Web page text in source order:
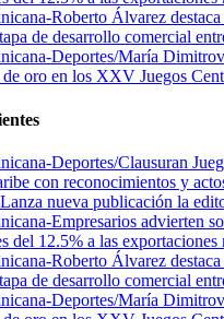
Roberto Álvarez
de desarrollo comercial
Deportes/María
de oro en los XXV Juegos
Deportes/Clausuran
con reconocimientos y
nueva publicación la
Empresarios advierten
del 12.5% a las exportaciones
Roberto Álvarez
de desarrollo comercial
Deportes/María